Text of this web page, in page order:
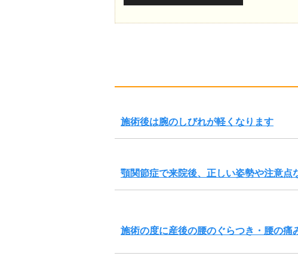
施術後は腕のしびれが軽くなります
顎関節症で来院後、正しい姿勢や注意点
施術の度に産後の腰のぐらつき・腰の